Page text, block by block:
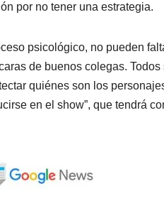
por no tener una estrategia.
psicológico, no pueden
de buenos colegas.
quiénes son los
en el show”, que tendrá